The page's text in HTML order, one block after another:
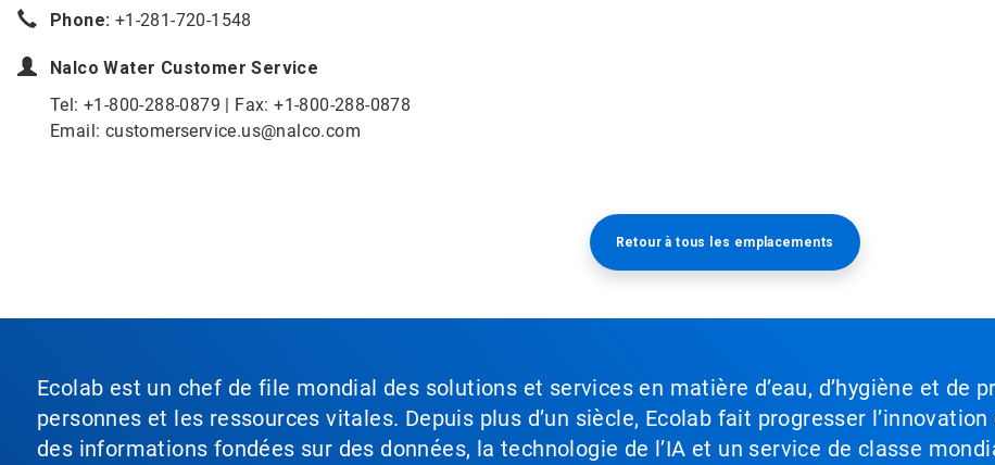
Phone: +1-281-720-1548
Nalco Water Customer Service
Tel: +1-800-288-0879 | Fax: +1-800-288-0878
Email: customerservice.us@nalco.com
Retour à tous les emplacements​​​​​​​
Ecolab est un chef de file mondial des solutions et services en matière d’eau, d’hygiène et de
personnes et les ressources vitales. Depuis plus d’un siècle, Ecolab fait progresser
des informations fondées sur des données, la technologie de l’IA et un service de classe